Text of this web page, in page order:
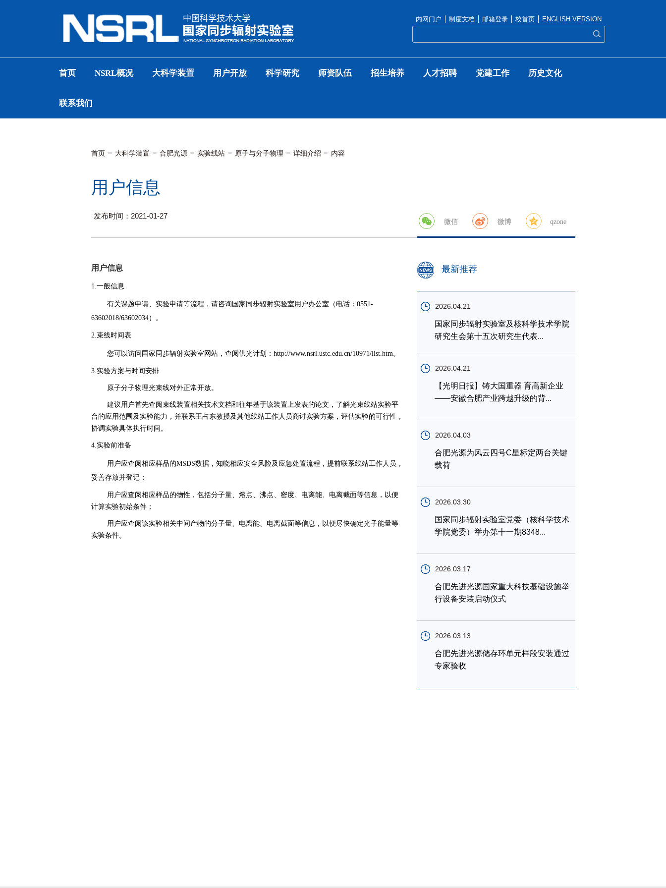
内网门户 制度文档 邮箱登录 校首页 ENGLISH VERSION
首页 NSRL概况 大科学装置 用户开放 科学研究 师资队伍 招生培养 人才招聘 党建工作 历史文化
联系我们
首页 大科学装置 合肥光源 实验线站 原子与分子物理 详细介绍 内容
用户信息
发布时间：2021-01-27
微信 微博 qzone
最新推荐
2026.04.21
国家同步辐射实验室及核科学技术学院
研究生会第十五次研究生代表...
2026.04.21
【光明日报】铸大国重器 育高新企业
——安徽合肥产业跨越升级的背...
2026.04.03
合肥光源为风云四号C星标定两台关键
载荷
2026.03.30
国家同步辐射实验室党委（核科学技术
学院党委）举办第十一期8348...
2026.03.17
合肥先进光源国家重大科技基础设施举
行设备安装启动仪式
2026.03.13
合肥先进光源储存环单元样段安装通过
专家验收
用户信息
1.一般信息
有关课题申请、实验申请等流程，请咨询国家同步辐射实验室用户办公室（电话： 0551-
63602018/63602034）。
2.束线时间表
您可以访问国家同步辐射实验室网站，查阅供光计划： http://www.nsrl.ustc.edu.cn/10971/list.htm。
3.实验方案与时间安排
原子分子物理光束线对外正常开放。
建议用户首先查阅束线装置相关技术文档和往年基于该装置上发表的论文，了解光束线站实验平
台的应用范围及实验能力，并联系王占东教授及其他线站工作人员商讨实验方案，评估实验的可行性，
协调实验具体执行时间。
4.实验前准备
用户应查阅相应样品的MSDS数据，知晓相应安全风险及应急处置流程，提前联系线站工作人员，
妥善存放并登记；
用户应查阅相应样品的物性，包括分子量、熔点、沸点、密度、电离能、电离截面等信息，以便
计算实验初始条件；
用户应查阅该实验相关中间产物的分子量、电离能、电离截面等信息，以便尽快确定光子能量等
实验条件。